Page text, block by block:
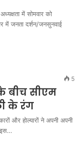
में सोमवार को
में जनता दर्शन/जनसुनवाई
5
बीच सीएम
के रंग
और होल्यारों ने अपनी अपनी
इस…